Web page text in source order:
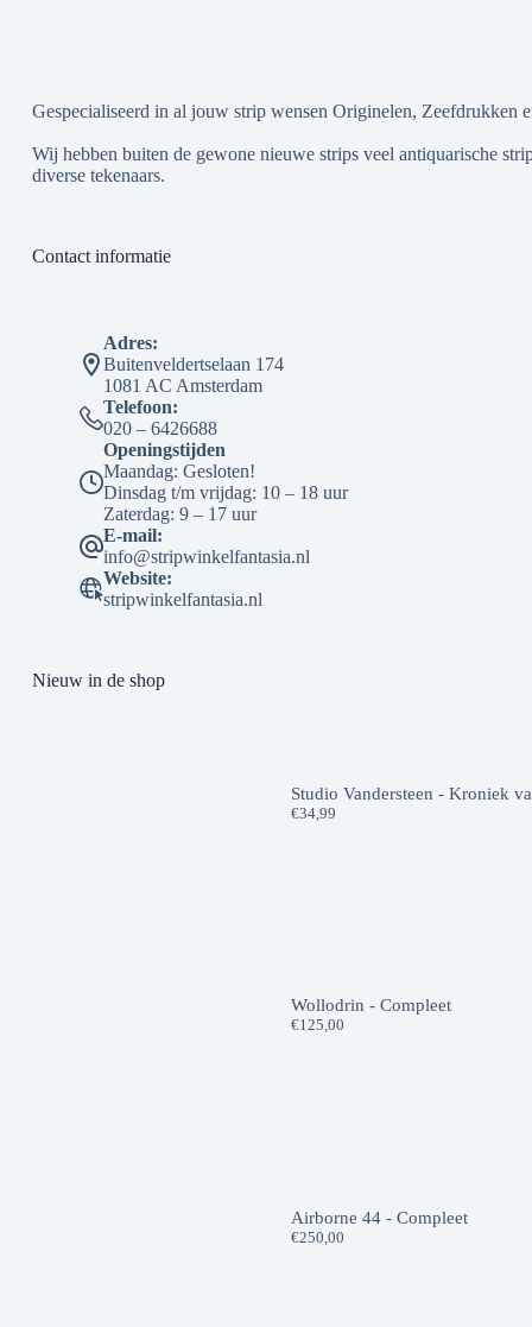
Gespecialiseerd in al jouw strip wensen Originelen, Zeefdrukken
Wij hebben buiten de gewone nieuwe strips veel antiquarische
diverse tekenaars.
Contact informatie
Adres:
Buitenveldertselaan 174
1081 AC Amsterdam
Telefoon:
020 – 6426688
Openingstijden
Maandag: Gesloten!
Dinsdag t/m vrijdag: 10 – 18 uur
Zaterdag: 9 – 17 uur
E-mail:
info@stripwinkelfantasia.nl
Website:
stripwinkelfantasia.nl
Nieuw in de shop
Studio Vandersteen - Kroniek
€34,99
Wollodrin - Compleet
€125,00
Airborne 44 - Compleet
€250,00